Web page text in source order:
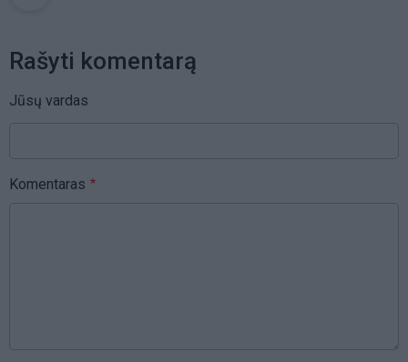
Rašyti komentarą
Jūsų vardas
Komentaras